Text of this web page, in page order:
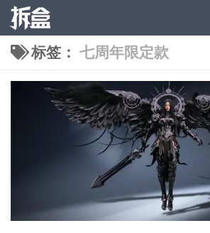
跳至内容
标签： 七周年限定款